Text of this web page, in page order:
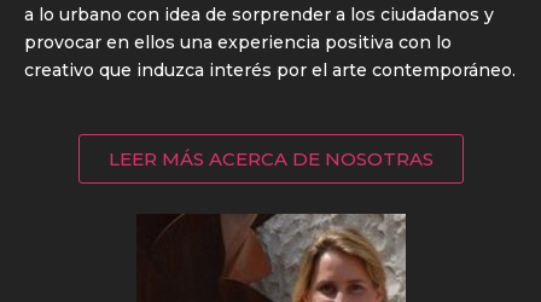
a lo urbano con idea de sorprender a los ciudadanos y
provocar en ellos una experiencia positiva con lo
creativo que induzca interés por el arte contemporáneo.
LEER MÁS ACERCA DE NOSOTRAS